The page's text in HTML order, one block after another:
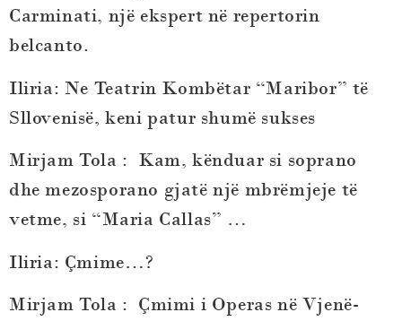
Carminati, një ekspert në repertorin
belcanto.
Iliria: Ne Teatrin Kombëtar “Maribor” të
Sllovenisë, keni patur shumë sukses
Mirjam Tola : Kam, kënduar si soprano
dhe mezosporano gjatë një mbrëmjeje të
vetme, si “Maria Callas” …
Iliria: Çmime…?
Mirjam Tola : Çmimi i Operas në Vjenë-